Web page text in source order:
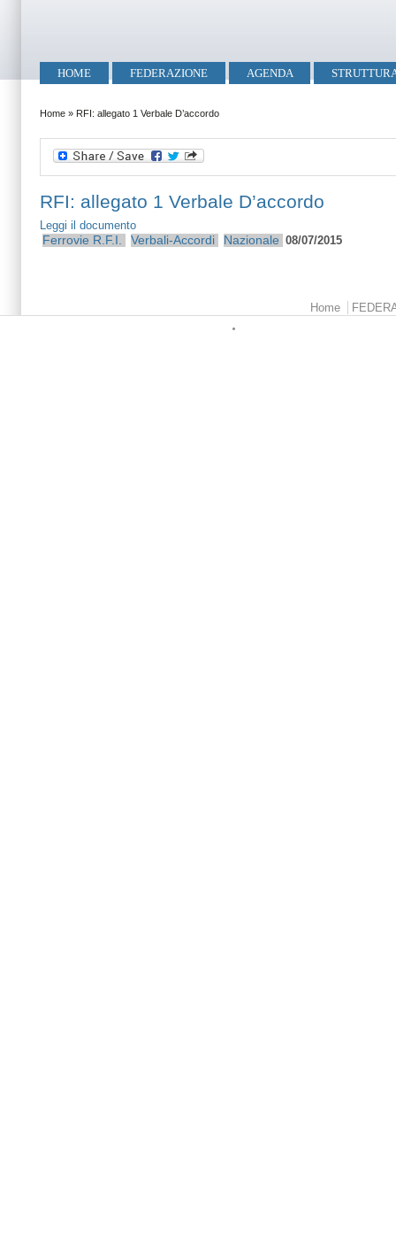
Menu principale
HOME FEDERAZIONE AGENDA
Tu sei qui
Home » RFI: allegato 1 Verbale D’accordo
RFI: allegato 1 Verbale D’accordo
Leggi il documento
Ferrovie R.F.I. Verbali-Accordi Nazionale 08/07/2015
Home